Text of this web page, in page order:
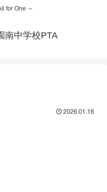
for One ～
南中学校PTA
2026.01.16